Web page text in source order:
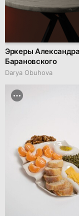
Эркеры Александра
Барановского
Darya Obuhova